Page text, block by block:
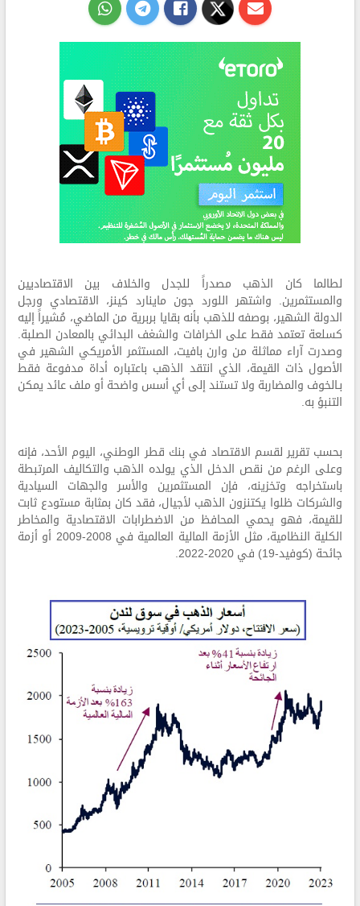
لطالما كان الذهب مصدراً للجدل والخلاف بين الاقتصاديين
والمستثمرين. واشتهر اللورد جون ماينارد كينز، الاقتصادي ورجل
الدولة الشهير، بوصفه للذهب بأنه بقايا بربرية من الماضي، مُشيراً إليه
كسلعة تعتمد فقط على الخرافات والشغف البدائي بالمعادن الصلبة.
وصدرت آراء مماثلة من وارن بافيت، المستثمر الأمريكي الشهير في
الأصول ذات القيمة، الذي انتقد الذهب باعتباره أداة مدفوعة فقط
بـالخوف والمضاربة ولا تستند إلى أي أسس واضحة أو ملف عائد يمكن
التنبؤ به.
بحسب تقرير لقسم الاقتصاد في بنك قطر الوطني، اليوم الأحد، فإنه
وعلى الرغم من نقص الدخل الذي يولده الذهب والتكاليف المرتبطة
باستخراجه وتخزينه، فإن المستثمرين والأسر والجهات السيادية
والشركات ظلوا يكتنزون الذهب لأجيال، فقد كان بمثابة مستودع ثابت
للقيمة، فهو يحمي المحافظ من الاضطرابات الاقتصادية والمخاطر
الكلية النظامية، مثل الأزمة المالية العالمية في 2008-2009 أو أزمة
جائحة (كوفيد-19) في 2020-2022.